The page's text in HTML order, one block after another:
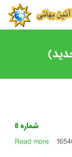
Skip
main
شماره 8
Read more about